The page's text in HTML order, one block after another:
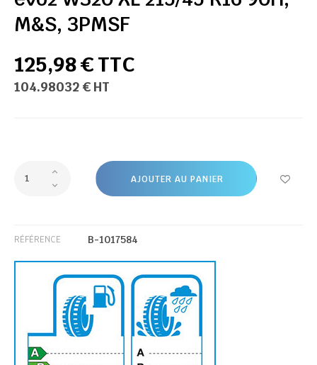
M&S, 3PMSF
125,98 € TTC
104.98032 € HT
AJOUTER AU PANIER
RÉFÉRENCE B-1017584